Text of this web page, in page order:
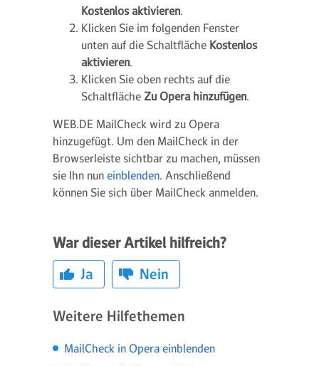
Kostenlos aktivieren.
Klicken Sie im folgenden Fenster
unten auf die Schaltfläche Kostenlos
aktivieren.
Klicken Sie oben rechts auf die
Schaltfläche Zu Opera hinzufügen.
WEB.DE MailCheck wird zu Opera
hinzugefügt. Um den MailCheck in der
Browserleiste sichtbar zu machen, müssen
sie Ihn nun einblenden. Anschließend
können Sie sich über MailCheck anmelden.
War dieser Artikel hilfreich?
Ja
Nein
Weitere Hilfethemen
MailCheck in Opera einblenden